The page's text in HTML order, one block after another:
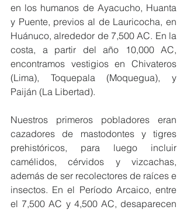
en los humanos de Ayacucho, Huanta
y Puente, previos al de Lauricocha, en
Huánuco, alrededor de 7,500 AC. En la
costa, a partir del año 10,000 AC,
encontramos vestigios en Chivateros
(Lima), Toquepala (Moquegua), y
Paiján (La Libertad).
Nuestros primeros pobladores eran
cazadores de mastodontes y tigres
prehistóricos, para luego incluir
camélidos, cérvidos y vizcachas,
además de ser recolectores de raíces e
insectos. En el Período Arcaico, entre
el 7,500 AC y 4,500 AC, desaparecen